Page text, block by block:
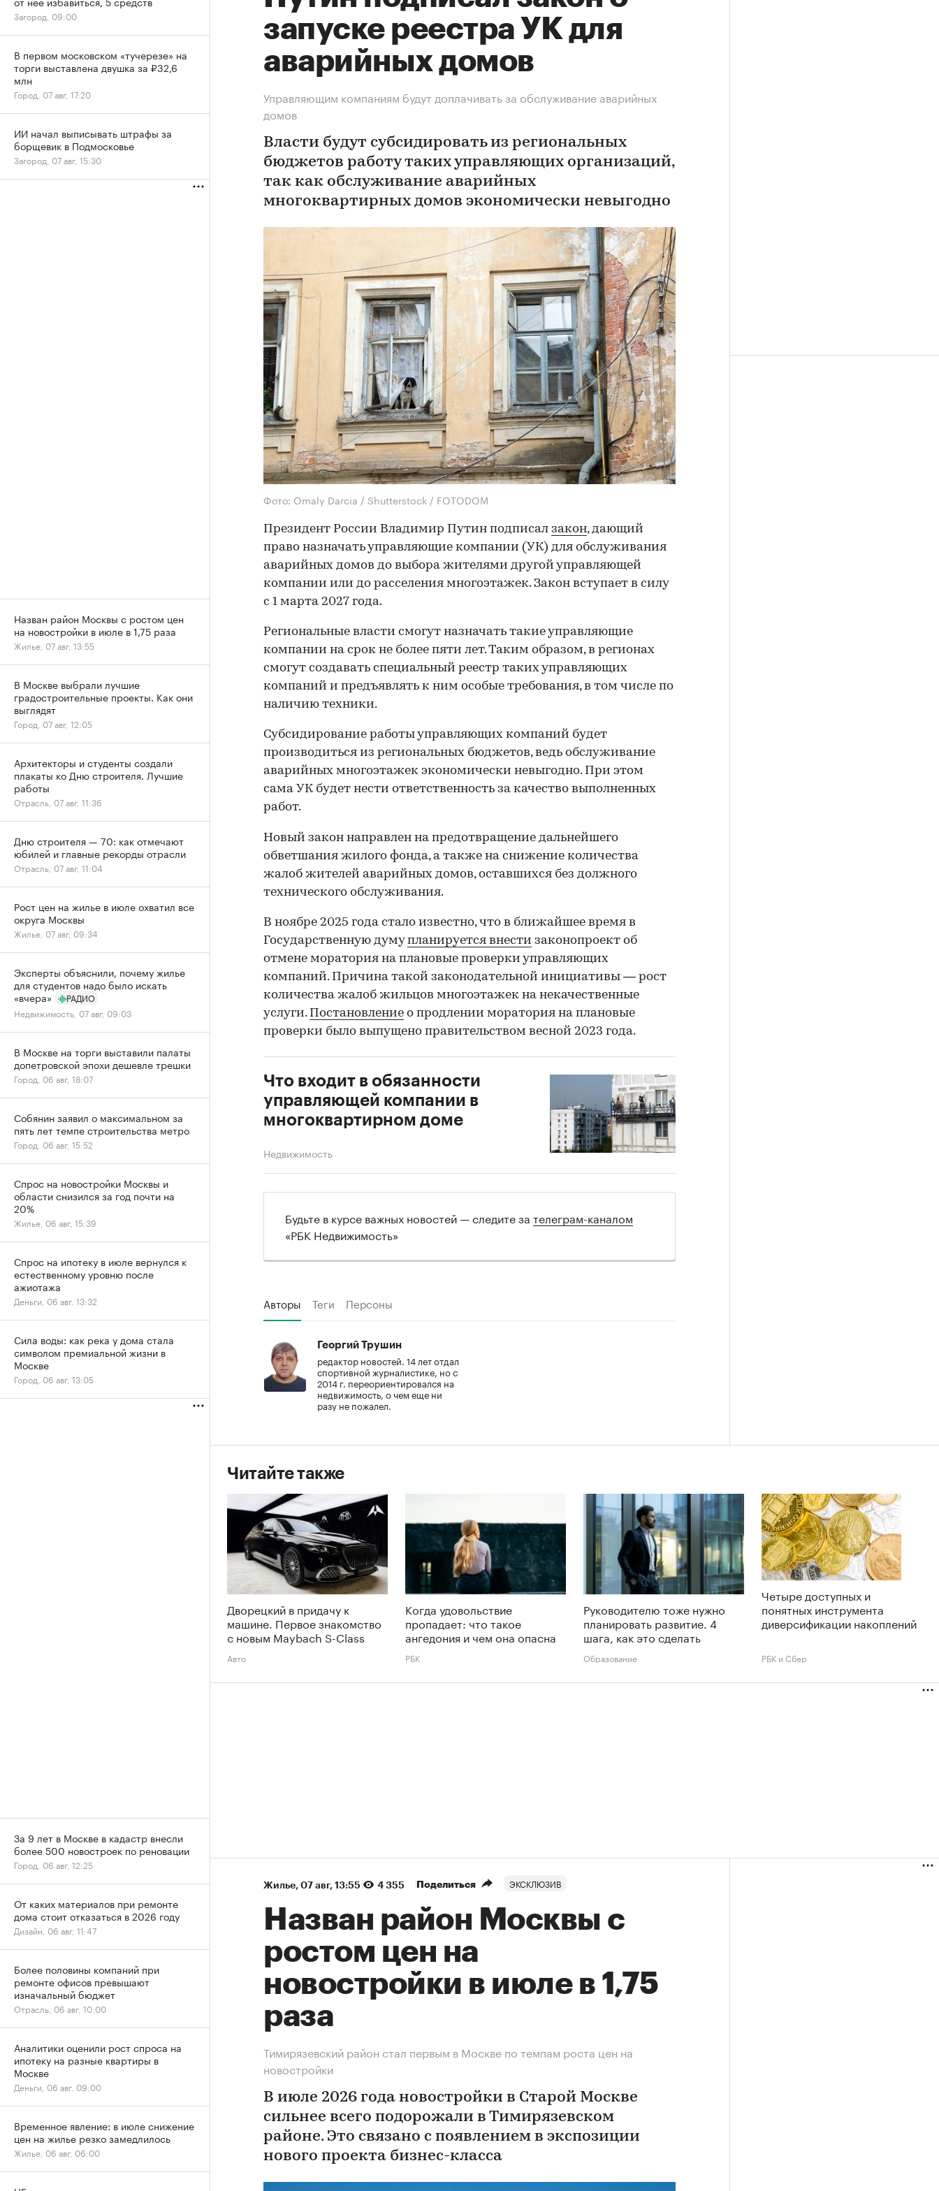
запуске реестра УК для
аварийных домов
Управляющим компаниям будут доплачивать за обслуживание аварийных
домов
Власти будут субсидировать из региональных
бюджетов работу таких управляющих организаций,
так как обслуживание аварийных
многоквартирных домов экономически невыгодно
Фото: Omaly Darcia / Shutterstock / FOTODOM
Президент России Владимир Путин подписал закон, дающий
право назначать управляющие компании (УК) для обслуживания
аварийных домов до выбора жителями другой управляющей
компании или до расселения многоэтажек. Закон вступает в силу
с 1 марта 2027 года.
Региональные власти смогут назначать такие управляющие
компании на срок не более пяти лет. Таким образом, в регионах
смогут создавать специальный реестр таких управляющих
компаний и предъявлять к ним особые требования, в том числе по
наличию техники.
Субсидирование работы управляющих компаний будет
производиться из региональных бюджетов, ведь обслуживание
аварийных многоэтажек экономически невыгодно. При этом
сама УК будет нести ответственность за качество выполненных
работ.
Новый закон направлен на предотвращение дальнейшего
обветшания жилого фонда, а также на снижение количества
жалоб жителей аварийных домов, оставшихся без должного
технического обслуживания.
В ноябре 2025 года стало известно, что в ближайшее время в
Государственную думупланируется внести законопроект об
отмене моратория на плановые проверки управляющих
компаний. Причина такой законодательной инициативы — рост
количества жалоб жильцов многоэтажек на некачественные
услуги. Постановление о продлении моратория на плановые
проверки было выпущено правительством весной 2023 года.
Что входит в обязанности
управляющей компании в
многоквартирном доме
Недвижимость
Будьте в курсе важных новостей — следите за телеграм-каналом
«РБК Недвижимость»
Авторы Теги Персоны
Георгий Трушин
редактор новостей. 14 лет отдал
спортивной журналистике, но с
2014 г. переориентировался на
недвижимость, о чем еще ни
разу не пожалел.
Читайте также
Дворецкий в придачу к
машине. Первое знакомство
с новым Maybach S-Class
Авто
Когда удовольствие
пропадает: что такое
ангедония и чем она опасна
РБК
Руководителю тоже нужно
планировать развитие. 4
шага, как это сделать
Образование
Четыре доступных и
понятных инструмента
диверсификации накоплений
РБК и Сбер
Жилье⁠, 07 авг, 13:55 4 355 Поделиться ЭКСКЛЮЗИВ
Назван район Москвы с
ростом цен на
новостройки в июле в 1,75
раза
Тимирязевский район стал первым в Москве по темпам роста цен на
новостройки
В июле 2026 года новостройки в Старой Москве
сильнее всего подорожали в Тимирязевском
районе. Это связано с появлением в экспозиции
нового проекта бизнес-класса
Загород, 09:00
В первом московском «тучерезе» на
торги выставлена двушка за ₽32,6
млн
Город, 07 авг, 17:20
ИИ начал выписывать штрафы за
борщевик в Подмосковье
Загород, 07 авг, 15:30
Назван район Москвы с ростом цен
на новостройки в июле в 1,75 раза
Жилье, 07 авг, 13:55
В Москве выбрали лучшие
градостроительные проекты. Как они
выглядят
Город, 07 авг, 12:05
Архитекторы и студенты создали
плакаты ко Дню строителя. Лучшие
работы
Отрасль, 07 авг, 11:36
Дню строителя — 70: как отмечают
юбилей и главные рекорды отрасли
Отрасль, 07 авг, 11:04
Рост цен на жилье в июле охватил все
округа Москвы
Жилье, 07 авг, 09:34
Эксперты объяснили, почему жилье
для студентов надо было искать
«вчера»
РАДИО
Недвижимость, 07 авг, 09:03
В Москве на торги выставили палаты
допетровской эпохи дешевле трешки
Город, 06 авг, 18:07
Собянин заявил о максимальном за
пять лет темпе строительства метро
Город, 06 авг, 15:52
Спрос на новостройки Москвы и
области снизился за год почти на
20%
Жилье, 06 авг, 15:39
Спрос на ипотеку в июле вернулся к
естественному уровню после
ажиотажа
Деньги, 06 авг, 13:32
Сила воды: как река у дома стала
символом премиальной жизни в
Москве
Город, 06 авг, 13:05
За 9 лет в Москве в кадастр внесли
более 500 новостроек по реновации
Город, 06 авг, 12:25
От каких материалов при ремонте
дома стоит отказаться в 2026 году
Дизайн, 06 авг, 11:47
Более половины компаний при
ремонте офисов превышают
изначальный бюджет
Отрасль, 06 авг, 10:00
Аналитики оценили рост спроса на
ипотеку на разные квартиры в
Москве
Деньги, 06 авг, 09:00
Временное явление: в июле снижение
цен на жилье резко замедлилось
Жилье, 06 авг, 06:00